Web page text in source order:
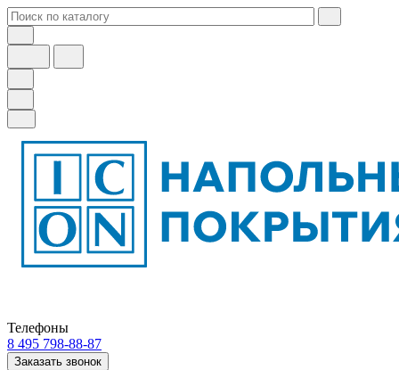
Телефоны
8 495 798-88-87
Заказать звонок